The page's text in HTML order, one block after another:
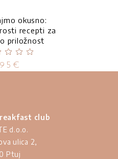
okusno:
recepti za
priložnost
od
€
club
d.o.o.
ulica 2,
Ptuj